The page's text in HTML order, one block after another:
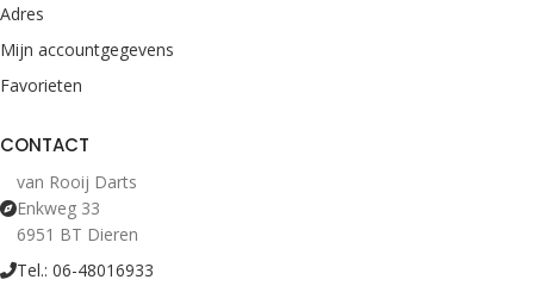
Adres
Mijn accountgegevens
Favorieten
CONTACT
van Rooij Darts
Enkweg 33
6951 BT Dieren
Tel.: 06-48016933